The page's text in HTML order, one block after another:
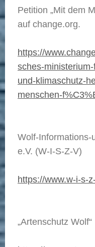
Petition „Mit dem
auf change.org.
https://
sches-
und-klimaschutz-
menschen-
Wolf-Informations-
e.V. (W-I-S-Z-V)
https://www.w-i-s-
„Artenschutz Wolf“